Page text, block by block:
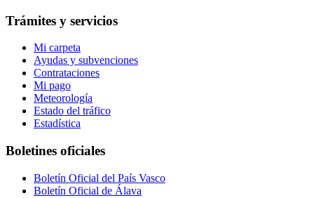
Trámites y servicios
Mi carpeta
Ayudas y subvenciones
Contrataciones
Mi pago
Meteorología
Estado del tráfico
Estadística
Boletines oficiales
Boletín Oficial del País Vasco
Boletín Oficial de Álava